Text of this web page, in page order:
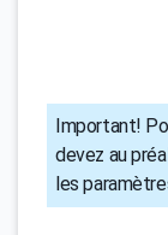
Important!
devez au
les